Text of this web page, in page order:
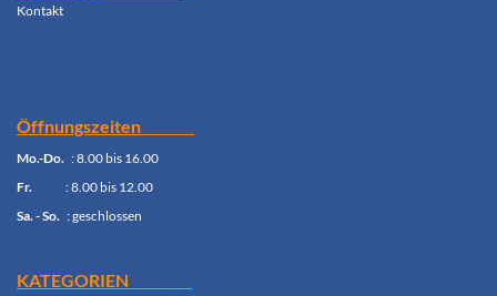
Kontakt
Öffnungszeiten
Mo.-Do. : 8.00 bis 16.00
Fr. : 8.00 bis 12.00
Sa. - So. : geschlossen
KATEGORIEN